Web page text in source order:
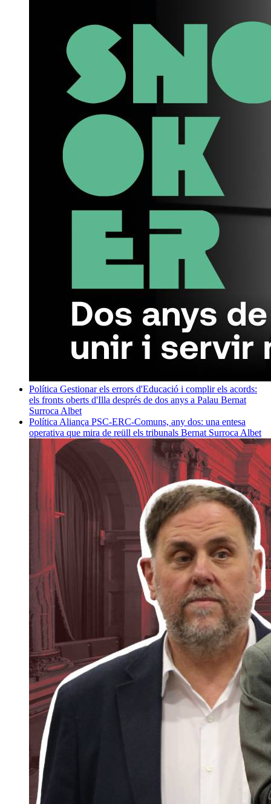
Política Gestionar els errors d'Educació i complir els acords:
els fronts oberts d'Illa després de dos anys a Palau Bernat
Surroca Albet
Política Aliança PSC-ERC-Comuns, any dos: una entesa
operativa que mira de reüll els tribunals Bernat Surroca Albet